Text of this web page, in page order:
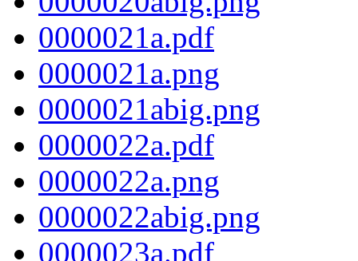
0000021a.pdf
0000021a.png
0000021abig.png
0000022a.pdf
0000022a.png
0000022abig.png
0000023a.pdf